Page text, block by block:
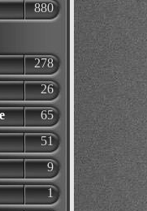
880
278
26
65
51
9
1